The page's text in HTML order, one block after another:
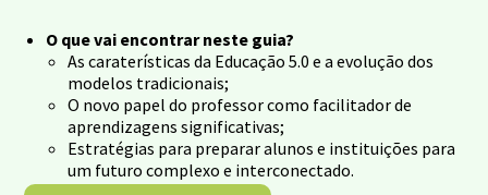
O que vai encontrar neste guia?
As caraterísticas da Educação 5.0 e a evolução dos
modelos tradicionais;
O novo papel do professor como facilitador de
aprendizagens significativas;
Estratégias para preparar alunos e instituições para
um futuro complexo e interconectado.